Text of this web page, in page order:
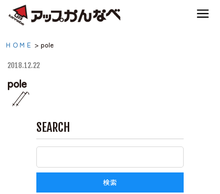
pole|【公式】アップかん
なべ｜兵庫県豊岡市・関
西 アウトドア・キャン
プ場・熱気球・高原アク
ティビティ
夏のスキー場も「かなり遊べる」！
神鍋高原アクティビティ
交通アクセス
ＨＯＭＥ > pole
2018.12.22
pole
SEARCH